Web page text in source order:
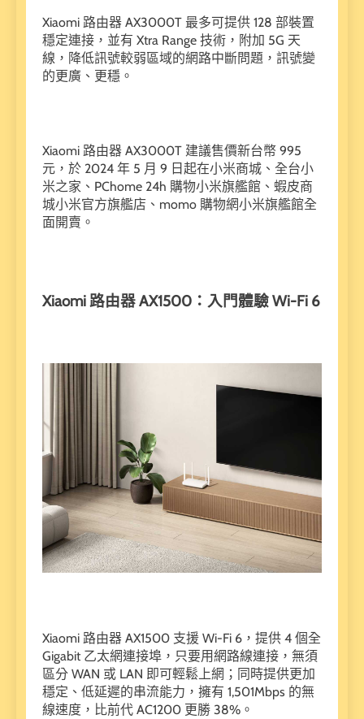
Xiaomi 路由器 AX3000T 最多可提供 128 部裝置
穩定連接，並有 Xtra Range 技術，附加 5G 天
線，降低訊號較弱區域的網路中斷問題，訊號變
的更廣、更穩。
Xiaomi 路由器 AX3000T 建議售價新台幣 995
元，於 2024 年 5 月 9 日起在小米商城、全台小
米之家、PChome 24h 購物小米旗艦館、蝦皮商
城小米官方旗艦店、momo 購物網小米旗艦館全
面開賣。
Xiaomi 路由器 AX1500：入門體驗 Wi-Fi 6
Xiaomi 路由器 AX1500 支援 Wi-Fi 6，提供 4 個全
Gigabit 乙太網連接埠，只要用網路線連接，無須
區分 WAN 或 LAN 即可輕鬆上網；同時提供更加
穩定、低延遲的串流能力，擁有 1,501Mbps 的無
線速度，比前代 AC1200 更勝 38%。